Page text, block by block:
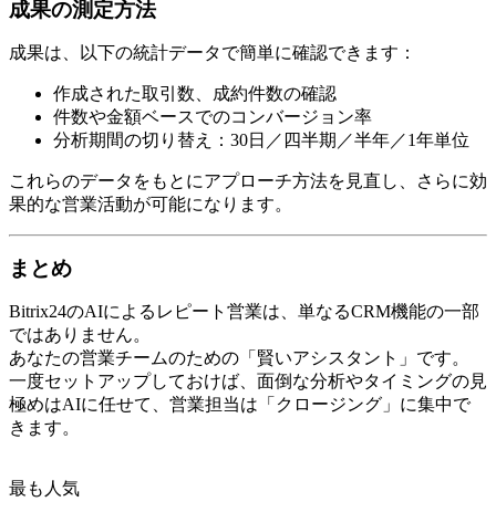
成果の測定方法
成果は、以下の統計データで簡単に確認できます：
作成された取引数、成約件数の確認
件数や金額ベースでのコンバージョン率
分析期間の切り替え：30日／四半期／半年／1年単位
これらのデータをもとにアプローチ方法を見直し、さらに効
果的な営業活動が可能になります。
まとめ
Bitrix24のAIによるレピート営業は、単なるCRM機能の一部
ではありません。
あなたの営業チームのための「賢いアシスタント」です。
一度セットアップしておけば、面倒な分析やタイミングの見
極めはAIに任せて、営業担当は「クロージング」に集中で
きます。
最も人気